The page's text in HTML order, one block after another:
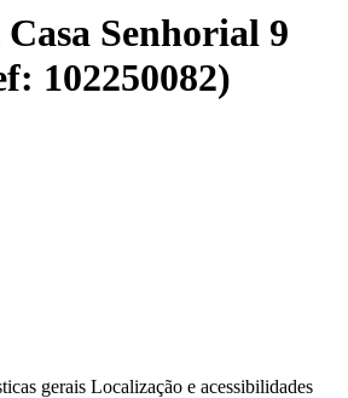
Casa Senhorial 9
102250082)
gerais Localização e acessibilidades